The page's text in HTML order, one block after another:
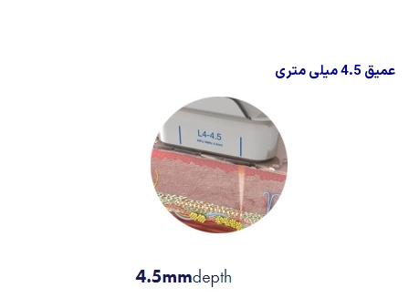
عمیق 4.5 میلی متری